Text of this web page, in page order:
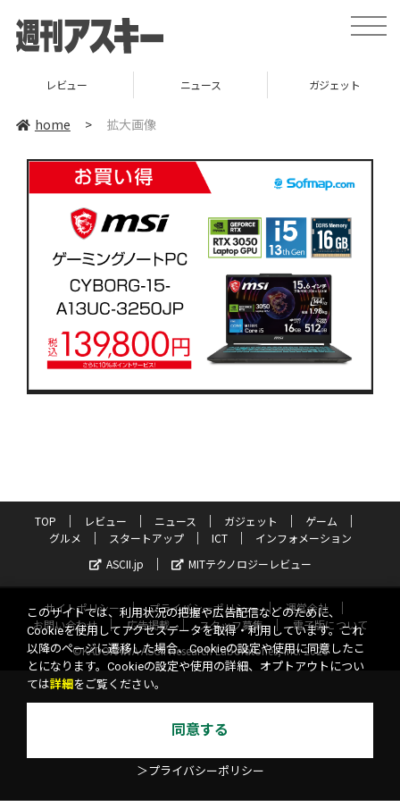
toggle
レビュー ニュース ガジェット
home > 拡大画像
TOP レビュー ニュース ガジェット
ゲーム
グルメ
スタートアップ ICT
インフォメーション
ASCII.jp
MITテクノロジーレビュー
サイトポリシー プライバシーポリシー
運営会社
お問い合わせ
広告掲載 スタッフ募集
電子版について
©KADOKAWA ASCII Research Laboratories, Inc. 2026
このサイトでは、利用状況の把握や広告配信などのために、
Cookieを使用してアクセスデータを取得・利用しています。これ
以降のページに遷移した場合、Cookieの設定や使用に同意したこ
とになります。Cookieの設定や使用の詳細、オプトアウトについ
ては詳細 をご覧ください。
同意する
＞プライバシーポリシー